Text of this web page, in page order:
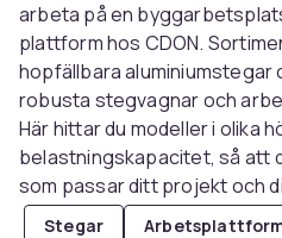
arbeta på en
plattform hos CDON.
hopfällbara
robusta stegvagnar och
Här hittar du modeller i olika
belastningskapacitet, så att
som passar ditt projekt och
Stegar